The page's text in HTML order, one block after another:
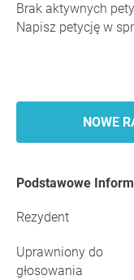
Brak aktywnych
Napisz petycję w
NOWE
Podstawowe
Rezydent
Uprawniony do
głosowania